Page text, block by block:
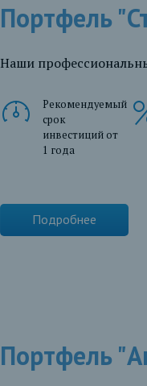
Портфель
Наши
Рекомендуемый
срок
инвестиций от
1 года
Подробнее
Портфель